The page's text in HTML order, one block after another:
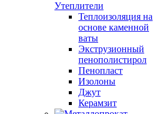
Утеплители
Теплоизоляция на
основе каменной
ваты
Экструзионный
пенополистирол
Пенопласт
Изолоны
Джут
Керамзит